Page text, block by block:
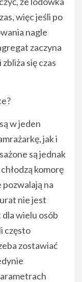
więc jeśli po
nagle
zaczyna
się czas
w jeden
jak i
są jednak
komorę
na
nie jest
wielu osób
często
zostawiać